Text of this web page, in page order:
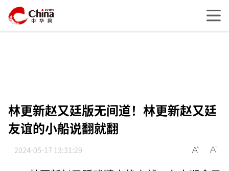
林更新赵又廷版无间道！林更新赵又廷
友谊的小船说翻就翻
2024-05-17 13:31:29